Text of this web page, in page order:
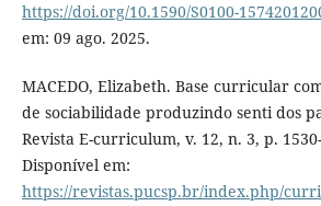
https://doi.org/10.1590/S0100-
em: 09 ago. 2025.
MACEDO, Elizabeth. Base curricular
de sociabilidade produzindo senti dos
Revista E-curriculum, v. 12, n. 3, p.
Disponível em:
https://revistas.pucsp.br/index.php/